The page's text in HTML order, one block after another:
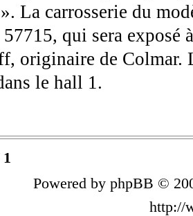
La carrosserie du
qui sera exposé
originaire de Colmar.
le hall 1.
1
Powered by phpBB ©
http://